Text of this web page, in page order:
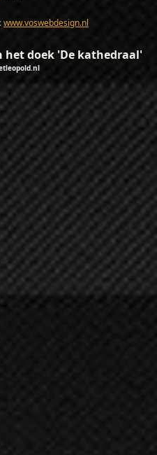
www.voswebdesign.nl
het doek 'De kathedraal'